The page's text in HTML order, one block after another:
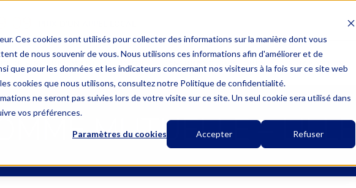
Ces cookies sont utilisés pour collecter des informations sur la manière dont vous
de nous souvenir de vous. Nous utilisons ces informations afin d'améliorer et de
que pour les données et les indicateurs concernant nos visiteurs à la fois sur ce site web
cookies que nous utilisons, consultez notre Politique de confidentialité.
ne seront pas suivies lors de votre visite sur ce site. Un seul cookie sera utilisé dans
vos préférences.
Paramètres du cookies Accepter Refuser
MUTUELLE – LILLE